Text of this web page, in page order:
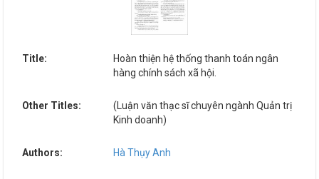
Title:
Hoàn thiện hệ thống thanh toán ngân
hàng chính sách xã hội.
Other Titles:
(Luận văn thạc sĩ chuyên ngành Quản trị
Kinh doanh)
Authors: Hà Thụy Anh